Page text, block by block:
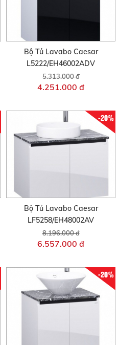
Bộ Tủ Lavabo Caesar
L5222/EH46002ADV
5.313.000 đ
4.251.000 đ
-20%
Bộ Tủ Lavabo Caesar
LF5258/EH48002AV
8.196.000 đ
6.557.000 đ
-20%